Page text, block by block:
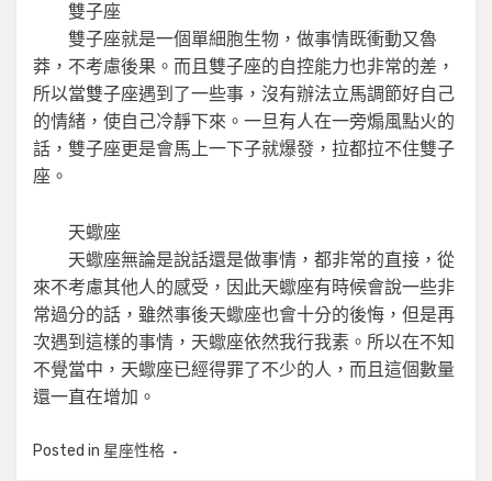
雙子座
雙子座就是一個單細胞生物，做事情既衝動又魯
莽，不考慮後果。而且雙子座的自控能力也非常的差，
所以當雙子座遇到了一些事，沒有辦法立馬調節好自己
的情緒，使自己冷靜下來。一旦有人在一旁煽風點火的
話，雙子座更是會馬上一下子就爆發，拉都拉不住雙子
座。
天蠍座
天蠍座無論是說話還是做事情，都非常的直接，從
來不考慮其他人的感受，因此天蠍座有時候會說一些非
常過分的話，雖然事後天蠍座也會十分的後悔，但是再
次遇到這樣的事情，天蠍座依然我行我素。所以在不知
不覺當中，天蠍座已經得罪了不少的人，而且這個數量
還一直在增加。
Posted in 星座性格